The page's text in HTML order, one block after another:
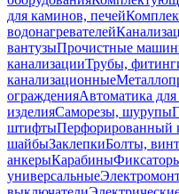
для каминов, печей
водонагревателей
вантузыПрочистные
канализацииТрубы,
канализационные
огражденияАвтоматика для
изделияСаморезы, шурупы
штифтыПерфорированный
шайбыЗаклепкиБолты,
анкерыКарабины
универсальные